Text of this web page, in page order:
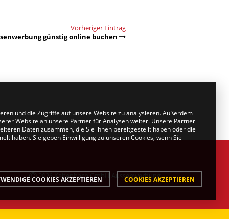
Vorheriger Eintrag
günstig online buchen
2026 Kaltenbach GmbH Aussenwerbung
und die Zugriffe auf unsere Website zu analysieren. Außerdem
Website an unsere Partner für Analysen weiter. Unsere Partner
Daten zusammen, die Sie ihnen bereitgestellt haben oder die
haben. Sie geben Einwilligung zu unseren Cookies, wenn Sie
COOKIES AKZEPTIEREN COOKIES AKZEPTIEREN